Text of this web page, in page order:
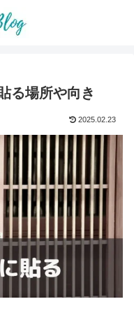
る場所や向き
2025.02.23